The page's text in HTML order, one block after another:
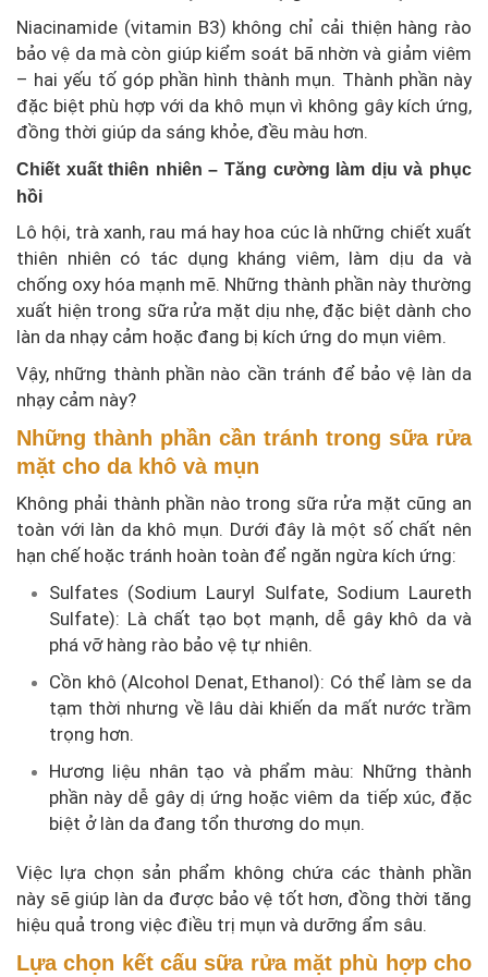
Niacinamide (vitamin B3) không chỉ cải thiện hàng rào
bảo vệ da mà còn giúp kiểm soát bã nhờn và giảm viêm
– hai yếu tố góp phần hình thành mụn. Thành phần này
đặc biệt phù hợp với da khô mụn vì không gây kích ứng,
đồng thời giúp da sáng khỏe, đều màu hơn.
Chiết xuất thiên nhiên – Tăng cường làm dịu và phục
hồi
Lô hội, trà xanh, rau má hay hoa cúc là những chiết xuất
thiên nhiên có tác dụng kháng viêm, làm dịu da và
chống oxy hóa mạnh mẽ. Những thành phần này thường
xuất hiện trong sữa rửa mặt dịu nhẹ, đặc biệt dành cho
làn da nhạy cảm hoặc đang bị kích ứng do mụn viêm.
Vậy, những thành phần nào cần tránh để bảo vệ làn da
nhạy cảm này?
Những thành phần cần tránh trong sữa rửa
mặt cho da khô và mụn
Không phải thành phần nào trong sữa rửa mặt cũng an
toàn với làn da khô mụn. Dưới đây là một số chất nên
hạn chế hoặc tránh hoàn toàn để ngăn ngừa kích ứng:
Sulfates (Sodium Lauryl Sulfate, Sodium Laureth
Sulfate): Là chất tạo bọt mạnh, dễ gây khô da và
phá vỡ hàng rào bảo vệ tự nhiên.
Cồn khô (Alcohol Denat, Ethanol): Có thể làm se da
tạm thời nhưng về lâu dài khiến da mất nước trầm
trọng hơn.
Hương liệu nhân tạo và phẩm màu: Những thành
phần này dễ gây dị ứng hoặc viêm da tiếp xúc, đặc
biệt ở làn da đang tổn thương do mụn.
Việc lựa chọn sản phẩm không chứa các thành phần
này sẽ giúp làn da được bảo vệ tốt hơn, đồng thời tăng
hiệu quả trong việc điều trị mụn và dưỡng ẩm sâu.
Lựa chọn kết cấu sữa rửa mặt phù hợp cho